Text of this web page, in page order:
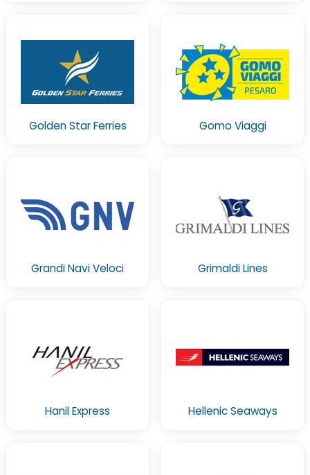
Golden Star Ferries Gomo Viaggi
Grandi Navi Veloci Grimaldi Lines
Hanil Express Hellenic Seaways